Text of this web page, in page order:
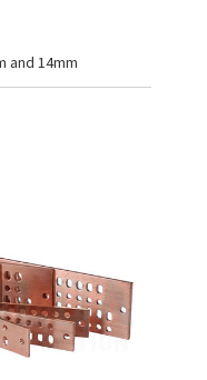
and 14mm